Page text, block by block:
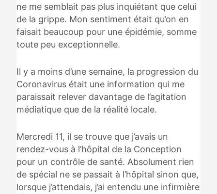
ne me semblait pas plus inquiétant que celui
de la grippe. Mon sentiment était qu’on en
faisait beaucoup pour une épidémie, somme
toute peu exceptionnelle.
Il y a moins d’une semaine, la progression du
Coronavirus était une information qui me
paraissait relever davantage de l’agitation
médiatique que de la réalité locale.
Mercredi 11, il se trouve que j’avais un
rendez-vous à l’hôpital de la Conception
pour un contrôle de santé. Absolument rien
de spécial ne se passait à l’hôpital sinon que,
lorsque j’attendais, j’ai entendu une infirmière